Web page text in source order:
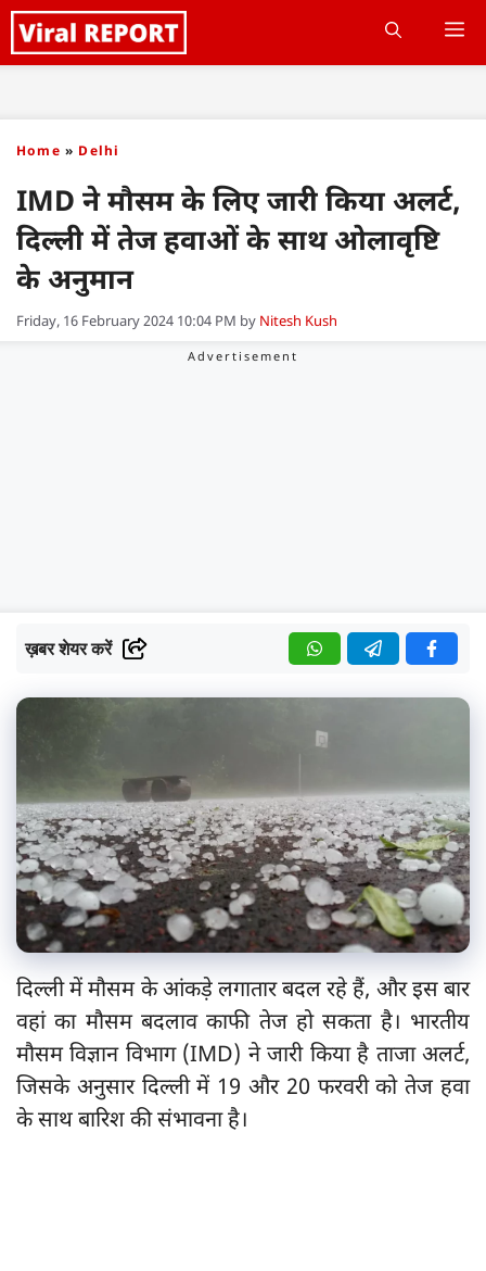
Skip
to
Home » Delhi
IMD ने मौसम के लिए जारी किया अलर्ट,
दिल्ली में तेज हवाओं के साथ ओलावृष्टि
के अनुमान
Friday, 16 February 2024 10:04 PM by Nitesh Kush
ख़बर शेयर करें
दिल्ली में मौसम के आंकड़े लगातार बदल रहे हैं, और इस बार
वहां का मौसम बदलाव काफी तेज हो सकता है। भारतीय
मौसम विज्ञान विभाग (IMD) ने जारी किया है ताजा अलर्ट,
जिसके अनुसार दिल्ली में 19 और 20 फरवरी को तेज हवा
के साथ बारिश की संभावना है।